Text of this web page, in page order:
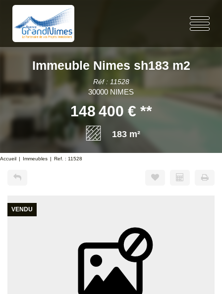
Immeuble Nimes sh183 m2
Réf : 11528
30000 NIMES
148 400 € **
183 m²
Accueil Immeubles Ref. : 11528
VENDU